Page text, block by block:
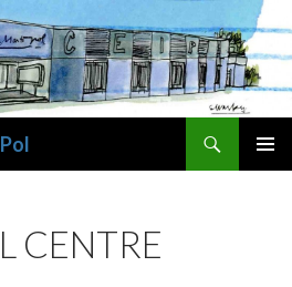
CENTRE